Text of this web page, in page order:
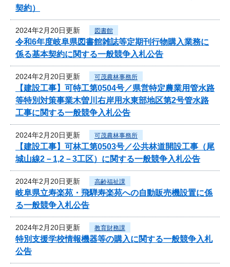
契約）
2024年2月20日更新 図書館
令和6年度岐阜県図書館雑誌等定期刊行物購入業務に
係る基本契約に関する一般競争入札公告
2024年2月20日更新 可茂農林事務所
【建設工事】可特工第0504号／県営特定農業用管水路
等特別対策事業木曽川右岸用水東部地区第2号管水路
工事に関する一般競争入札公告
2024年2月20日更新 可茂農林事務所
【建設工事】可林工第0503号／公共林道開設工事（尾
城山線2－1,2－3工区）に関する一般競争入札公告
2024年2月20日更新 高齢福祉課
岐阜県立寿楽苑・飛騨寿楽苑への自動販売機設置に係
る一般競争入札公告
2024年2月20日更新 教育財務課
特別支援学校情報機器等の購入に関する一般競争入札
公告